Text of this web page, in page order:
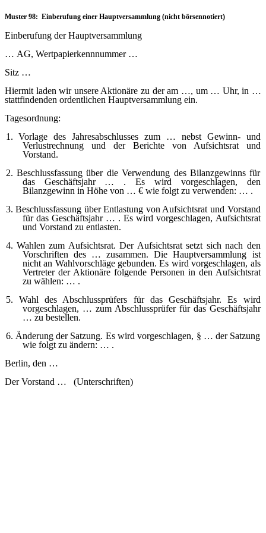
Muster 98: Einberufung einer Hauptversammlung (nicht börsennotiert)
Einberufung der Hauptversammlung
… AG, Wertpapierkennnummer …
Sitz …
Hiermit laden wir unsere Aktionäre zu der am …, um … Uhr, in …
stattfindenden ordentlichen Hauptversammlung ein.
Tagesordnung:
1. Vorlage des Jahresabschlusses zum … nebst Gewinn- und
Verlustrechnung und der Berichte von Aufsichtsrat und
Vorstand.
2. Beschlussfassung über die Verwendung des Bilanzgewinns für
das Geschäftsjahr … . Es wird vorgeschlagen, den
Bilanzgewinn in Höhe von … € wie folgt zu verwenden: … .
3. Beschlussfassung über Entlastung von Aufsichtsrat und Vorstand
für das Geschäftsjahr … . Es wird vorgeschlagen, Aufsichtsrat
und Vorstand zu entlasten.
4. Wahlen zum Aufsichtsrat. Der Aufsichtsrat setzt sich nach den
Vorschriften des … zusammen. Die Hauptversammlung ist
nicht an Wahlvorschläge gebunden. Es wird vorgeschlagen, als
Vertreter der Aktionäre folgende Personen in den Aufsichtsrat
zu wählen: … .
5. Wahl des Abschlussprüfers für das Geschäftsjahr. Es wird
vorgeschlagen, … zum Abschlussprüfer für das Geschäftsjahr
… zu bestellen.
6. Änderung der Satzung. Es wird vorgeschlagen, § … der Satzung
wie folgt zu ändern: … .
Berlin, den …
Der Vorstand … (Unterschriften)